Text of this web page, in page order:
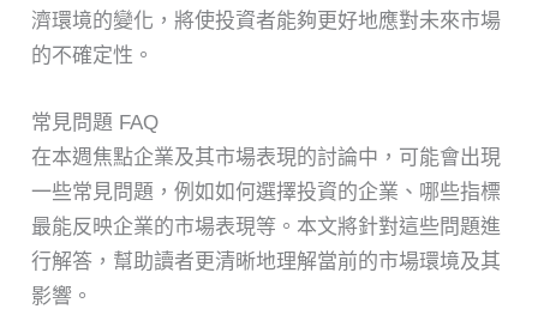
濟環境的變化，將使投資者能夠更好地應對未來市場
的不確定性。
常見問題 FAQ
在本週焦點企業及其市場表現的討論中，可能會出現
一些常見問題，例如如何選擇投資的企業、哪些指標
最能反映企業的市場表現等。本文將針對這些問題進
行解答，幫助讀者更清晰地理解當前的市場環境及其
影響。